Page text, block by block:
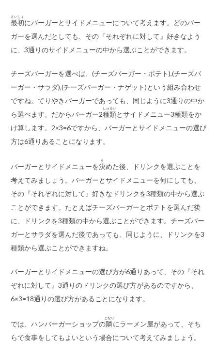
最初
さいしょ
にバーガーとサイドメニューについて考えます。どのバー
ガーを選んだとしても、その『それぞれに対して』好きなよう
に、3通りのサイドメニューの中から選ぶことができます。
チーズバーガーを選べば、(チーズバーガー・ポテト),(チーズバ
ーガー・サラダ),(チーズバーガー・ナゲット)という組み合わせ
ですね。てりやきバーガーであっても、同じように3通りの中か
ら選べます。だからバーガー2種類
しゅるい
とサイドメニュー3種類をか
け算します。2×3=6ですから、バーガーとサイドメニューの選び
方は6通りあることになります。
バーガーとサイドメニューを決
き
めた後、ドリンクを選ぶことを
考えてみましょう。バーガーとサイドメニューを何にしても、
その『それぞれに対して』好きなドリンクを3種類の中から選ぶ
ことができます。たとえばチーズバーガーとポテトを選んだ後
に、ドリンクを3種類の中から選ぶことができます。チーズバー
ガーとサラダを選んだ後であっても、同じように、ドリンクを3
種類から選ぶことができますね。
バーガーとサイドメニューの選び方が6通りあって、その『それ
ぞれに対して』3通りのドリンクの選び方があるのですから、
6×3=18通りの選び方があることになります。
では、ハンバーガーショップの隣
となり
にラーメン屋があって、そち
らで食事をしてもよいという場合について考えてみましょう。